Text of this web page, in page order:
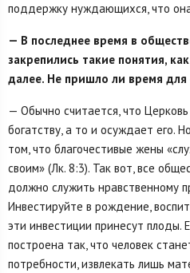
поддержку нуждающихся, что
— В последнее время в
закрепились такие понятия,
далее. Не пришло ли время для
— Обычно считается, что
богатству, а то и осуждает его.
том, что благочестивые жены
своим» (Лк. 8:3). Так вот, все
должно служить нравственному
Инвестируйте в рождение,
эти инвестиции принесут плоды.
построена так, что человек
потребности, извлекать лишь